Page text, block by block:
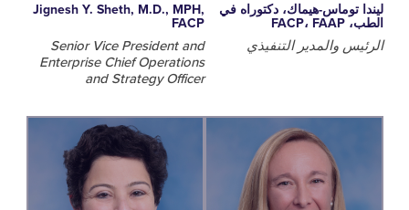
هيماك، دكتوراه في
والمدير التنفيذي
Jignesh Y. Sheth, M.D., MPH,
Senior Vice President and
Enterprise Chief Operations
and Strategy Officer